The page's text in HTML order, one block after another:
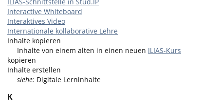
Interactive Whiteboard
Interaktives Video
Internationale kollaborative Lehre
Inhalte kopieren
Inhalte von einem alten in einen neuen ILIAS-Kurs
kopieren
Inhalte erstellen
siehe: Digitale Lerninhalte
K